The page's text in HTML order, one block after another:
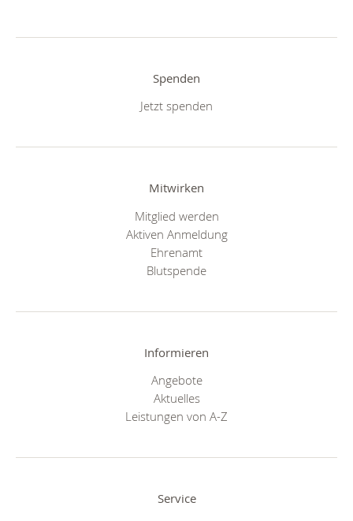
Spenden
Jetzt spenden
Mitwirken
Mitglied werden
Aktiven Anmeldung
Ehrenamt
Blutspende
Informieren
Angebote
Aktuelles
Leistungen von A-Z
Service